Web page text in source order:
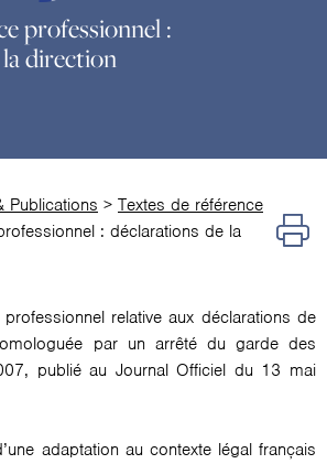
professionnel :
direction
Publications > Textes de référence
: déclarations de la
relative aux déclarations de
par un arrêté du garde des
publié au Journal Officiel du 13 mai
adaptation au contexte légal français